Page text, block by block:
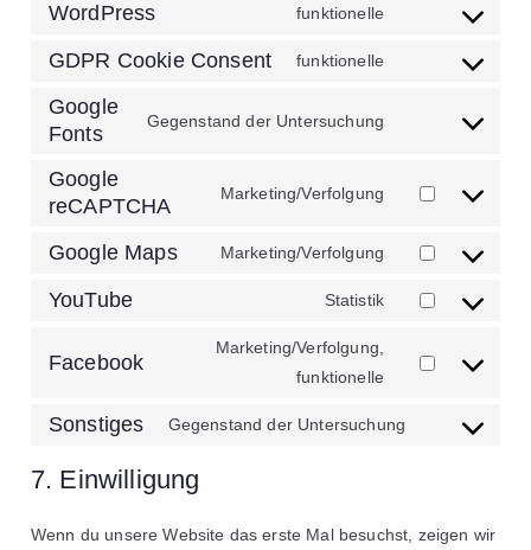
WordPress funktionelle
GDPR Cookie Consent funktionelle
Google
Fonts
Gegenstand der Untersuchung
Google
reCAPTCHA
Marketing/Verfolgung
Google Maps Marketing/Verfolgung
YouTube Statistik
Facebook
Marketing/Verfolgung,
funktionelle
Sonstiges Gegenstand der Untersuchung
7. Einwilligung
Wenn du unsere Website das erste Mal besuchst, zeigen wir